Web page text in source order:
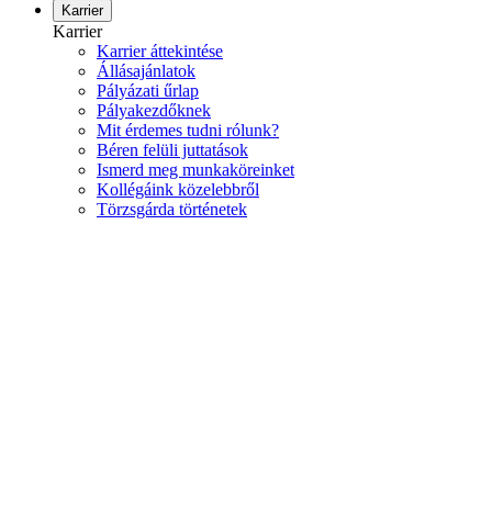
Karrier
Karrier
Karrier áttekintése
Állásajánlatok
Pályázati űrlap
Pályakezdőknek
Mit érdemes tudni rólunk?
Béren felüli juttatások
Ismerd meg munkaköreinket
Kollégáink közelebbről
Törzsgárda történetek